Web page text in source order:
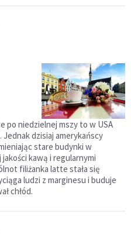
po niedzielnej mszy to w USA
Jednak dzisiaj amerykańscy
stare budynki w
kawą i regularnymi
filiżanka latte stała się
ludzi z marginesu i buduje
chłód.